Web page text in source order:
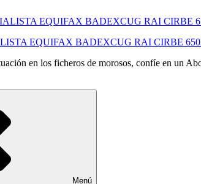
EQUIFAX BADEXCUG RAI CIRBE
en los ficheros de morosos, confíe en un
Menú